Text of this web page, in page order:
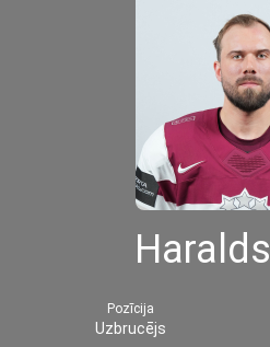
Haralds
Pozīcija
Uzbrucējs